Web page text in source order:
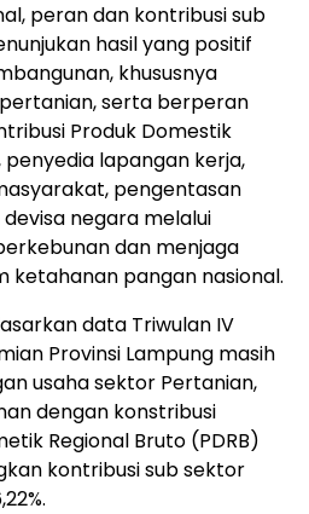
peran dan kontribusi sub
hasil yang positif
khususnya
serta berperan
Produk Domestik
penyedia lapangan kerja,
pengentasan
negara melalui
dan menjaga
ketahanan pangan nasional.
data Triwulan IV
Provinsi Lampung masih
usaha sektor Pertanian,
dengan konstribusi
Regional Bruto (PDRB)
kontribusi sub sektor